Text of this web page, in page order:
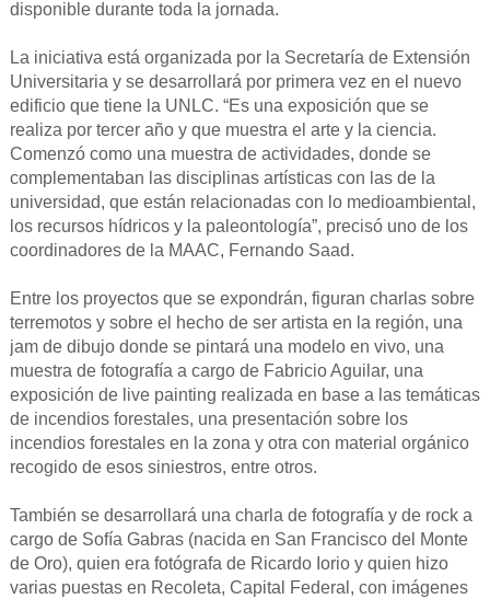
disponible durante toda la jornada.
La iniciativa está organizada por la Secretaría de Extensión
Universitaria y se desarrollará por primera vez en el nuevo
edificio que tiene la UNLC. “Es una exposición que se
realiza por tercer año y que muestra el arte y la ciencia.
Comenzó como una muestra de actividades, donde se
complementaban las disciplinas artísticas con las de la
universidad, que están relacionadas con lo medioambiental,
los recursos hídricos y la paleontología”, precisó uno de los
coordinadores de la MAAC, Fernando Saad.
Entre los proyectos que se expondrán, figuran charlas sobre
terremotos y sobre el hecho de ser artista en la región, una
jam de dibujo donde se pintará una modelo en vivo, una
muestra de fotografía a cargo de Fabricio Aguilar, una
exposición de live painting realizada en base a las temáticas
de incendios forestales, una presentación sobre los
incendios forestales en la zona y otra con material orgánico
recogido de esos siniestros, entre otros.
También se desarrollará una charla de fotografía y de rock a
cargo de Sofía Gabras (nacida en San Francisco del Monte
de Oro), quien era fotógrafa de Ricardo Iorio y quien hizo
varias puestas en Recoleta, Capital Federal, con imágenes